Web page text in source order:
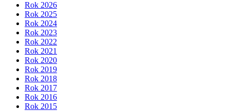
Rok 2026
Rok 2025
Rok 2024
Rok 2023
Rok 2022
Rok 2021
Rok 2020
Rok 2019
Rok 2018
Rok 2017
Rok 2016
Rok 2015